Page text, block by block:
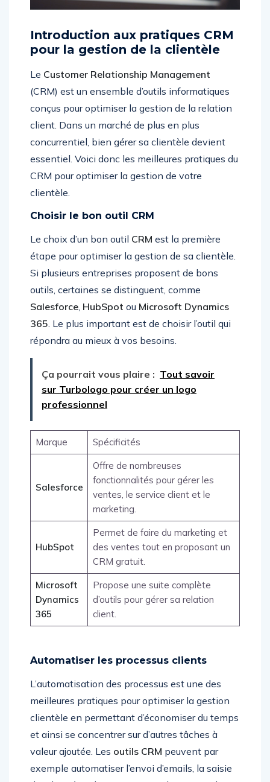
Introduction aux pratiques CRM
pour la gestion de la clientèle
Le Customer Relationship Management
(CRM) est un ensemble d’outils informatiques
conçus pour optimiser la gestion de la relation
client. Dans un marché de plus en plus
concurrentiel, bien gérer sa clientèle devient
essentiel. Voici donc les meilleures pratiques du
CRM pour optimiser la gestion de votre
clientèle.
Choisir le bon outil CRM
Le choix d’un bon outil CRM est la première
étape pour optimiser la gestion de sa clientèle.
Si plusieurs entreprises proposent de bons
outils, certaines se distinguent, comme
Salesforce HubSpot ou Microsoft Dynamics
365 . Le plus important est de choisir l’outil qui
répondra au mieux à vos besoins.
Ça pourrait vous plaire : Tout savoir
sur Turbologo pour créer un logo
professionnel
Marque Spécificités
Salesforce
Offre de nombreuses
fonctionnalités pour gérer les
ventes, le service client et le
marketing.
HubSpot
Permet de faire du marketing et
des ventes tout en proposant un
CRM gratuit.
Microsoft
Dynamics
365
Propose une suite complète
d’outils pour gérer sa relation
client.
Automatiser les processus clients
L’automatisation des processus est une des
meilleures pratiques pour optimiser la gestion
clientèle en permettant d’économiser du temps
et ainsi se concentrer sur d’autres tâches à
valeur ajoutée. Les outils CRM peuvent par
exemple automatiser l’envoi d’emails, la saisie